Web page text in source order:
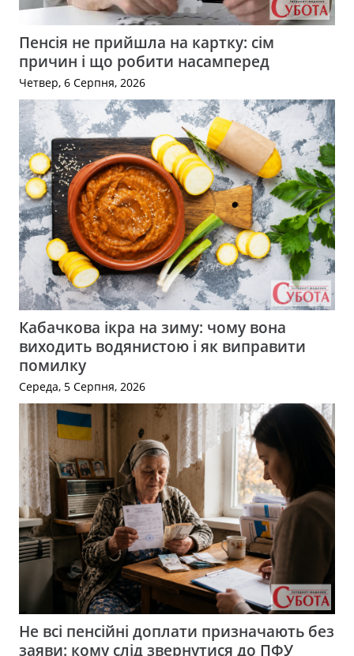
Пенсія не прийшла на картку: сім
причин і що робити насамперед
Четвер, 6 Серпня, 2026
Кабачкова ікра на зиму: чому вона
виходить водянистою і як виправити
помилку
Середа, 5 Серпня, 2026
Не всі пенсійні доплати призначають без
заяви: кому слід звернутися до ПФУ